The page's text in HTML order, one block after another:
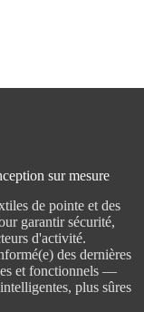
sur mesure
de pointe et des
garantir sécurité,
d'activité.
des dernières
et fonctionnels —
plus sûres